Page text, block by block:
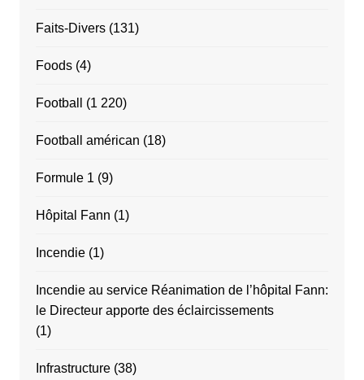
Faits-Divers(131)
Foods(4)
Football (1 220)
Football américan (18)
Formule 1 (9)
Hôpital Fann (1)
Incendie(1)
Incendie au service Réanimation de l’hôpital Fann:
le Directeur apporte des éclaircissements
(1)
Infrastructure(38)